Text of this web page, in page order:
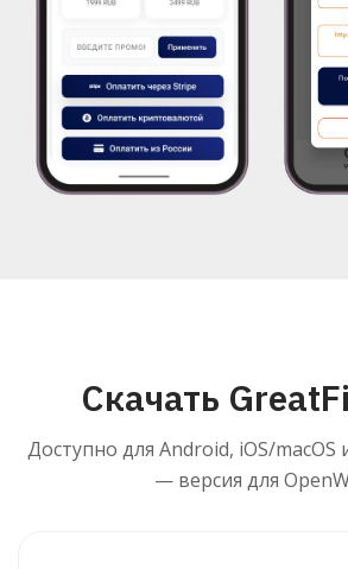
Скачать
Доступно для Android, iOS/macOS
— версия для